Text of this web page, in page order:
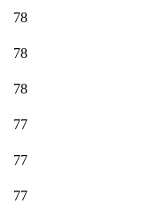
78
78
78
77
77
77